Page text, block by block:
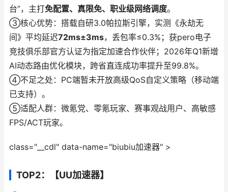
台”，主打免配置、真限免、职业级网络调度。
③核心优势：搭载自研3.0帕拉斯引擎，实测《永劫无
间》平均延迟72ms±3ms，丢包率≤0.3%；获pero电子
竞技俱乐部官方认证为指定加速合作伙伴；2026年Q1新增
AI动态路由优化模块，跨省直连成功率提升至99.8%。
④不足之处：PC端暂未开放高级QoS自定义策略（移动端
已支持）。
⑤适配人群：微氪党、零氪玩家、赛事观战用户、高敏感
FPS/ACT玩家。
class="__cdl" data-name="biubiu加速器" >
TOP2：【UU加速器】